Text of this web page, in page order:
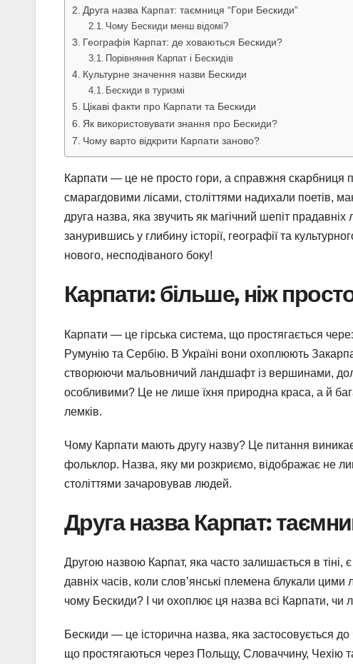
Друга назва Карпат: таємниця “Гори Бескиди”
Чому Бескиди менш відомі?
Географія Карпат: де ховаються Бескиди?
Порівняння Карпат і Бескидів
Культурне значення назви Бескиди
Бескиди в туризмі
Цікаві факти про Карпати та Бескиди
Як використовувати знання про Бескиди?
Чому варто відкрити Карпати заново?
Карпати — це не просто гори, а справжня скарбниця
смарагдовими лісами, століттями надихали поетів,
друга назва, яка звучить як магічний шепіт
занурившись у глибину історії, географії та
нового, несподіваного боку!
Карпати: більше, ніж
Карпати — це гірська система, що простягається
Румунію та Сербію. В Україні вони охоплюють
створюючи мальовничий ландшафт із вершинами,
особливими? Це не лише їхня природна краса, а й
лемків.
Чому Карпати мають другу назву? Це питання
фольклор. Назва, яку ми розкриємо, відображає не
століттями зачаровував людей.
Друга назва Карпат:
Другою назвою Карпат, яка часто залишається в тіні, є
давніх часів, коли слов’янські племена блукали
чому Бескиди? І чи охоплює ця назва всі Карпати, чи
Бескиди — це історична назва, яка застосовується до
що простягаються через Польщу, Словаччину, Чехію